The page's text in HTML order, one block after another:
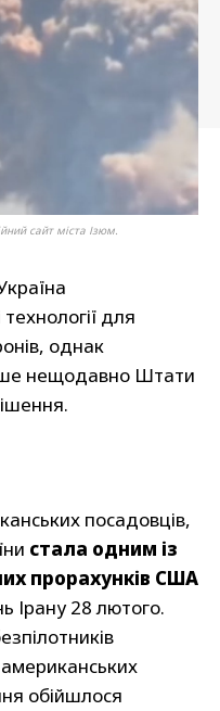
сайт міста Ізюм.
для
однак
нещодавно Штати
посадовців,
стала одним із
прорахунків США
Ірану 28 лютого.
обійшлося